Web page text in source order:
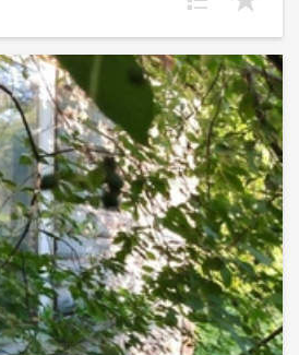
поместить стиралку +
одёжный шкаф. Не хрущёвка -
из коридора квартиры. В хрущёвке
хрущёвки. Продам в этой
желательно одному человеку.
в квартире 22-й год никто не
Есть в продаже зем участок
единолично.